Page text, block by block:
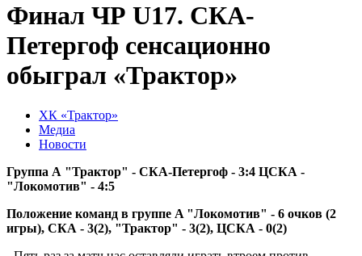
Финал ЧР U17. СКА-
Петергоф сенсационно
обыграл «Трактор»
ХК «Трактор»
Медиа
Новости
Группа А "Трактор" - СКА-Петергоф - 3:4 ЦСКА -
"Локомотив" - 4:5
Положение команд в группе A "Локомотив" - 6 очков (2
игры), СКА - 3(2), "Трактор" - 3(2), ЦСКА - 0(2)